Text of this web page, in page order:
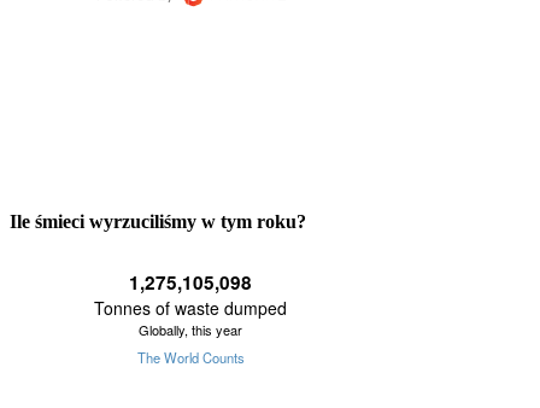
Ile śmieci wyrzuciliśmy w tym roku?